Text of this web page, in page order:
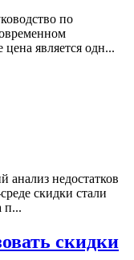
по
является одн...
анализ недостатков
скидки стали
п...
скидки